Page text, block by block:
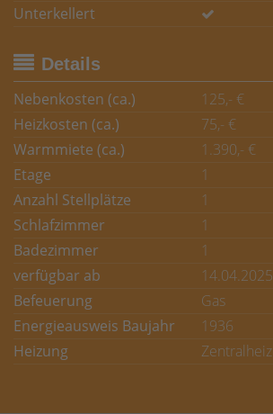
Unterkellert
Details
Nebenkosten (ca.)
125,- €
Heizkosten (ca.)
75,- €
Warmmiete (ca.)
1.390,- €
Etage
1
Anzahl Stellplätze
1
Schlafzimmer
1
Badezimmer
1
verfügbar ab
14.04.2025
Befeuerung
Gas
Energieausweis Baujahr
1936
Heizung